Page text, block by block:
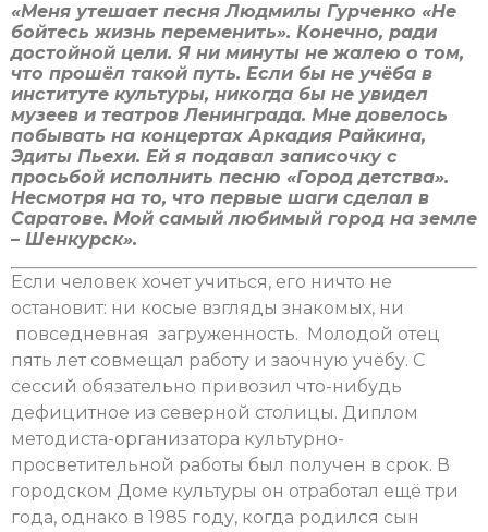
«Меня утешает песня Людмилы Гурченко «Не
бойтесь жизнь переменить». Конечно, ради
достойной цели. Я ни минуты не жалею о том,
что прошёл такой путь. Если бы не учёба в
институте культуры, никогда бы не увидел
музеев и театров Ленинграда. Мне довелось
побывать на концертах Аркадия Райкина,
Эдиты Пьехи. Ей я подавал записочку с
просьбой исполнить песню «Город детства».
Несмотря на то, что первые шаги сделал в
Саратове. Мой самый любимый город на земле
– Шенкурск».
Если человек хочет учиться, его ничто не
остановит: ни косые взгляды знакомых, ни
повседневная загруженность. Молодой отец
пять лет совмещал работу и заочную учёбу. С
сессий обязательно привозил что-нибудь
дефицитное из северной столицы. Диплом
методиста-организатора культурно-
просветительной работы был получен в срок. В
городском Доме культуры он отработал ещё три
года, однако в 1985 году, когда родился сын